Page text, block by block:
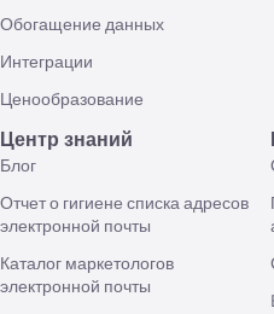
Обогащение данных
Интеграции
Ценообразование
Центр знаний
Блог
Отчет о гигиене списка адресов
электронной почты
Каталог маркетологов
электронной почты